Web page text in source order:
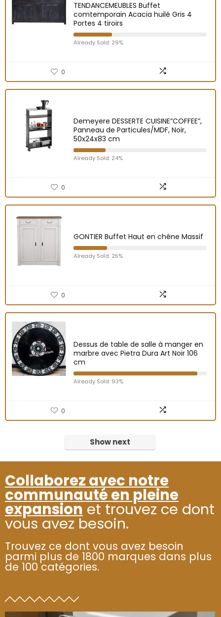
TENDANCEMEUBLES Buffet
comtemporain Acacia huilé Gris 4
Portes 4 tiroirs
Already Sold: 29%
0
Demeyere DESSERTE CUISINE”COFFEE”,
Panneau de Particules/MDF, Noir,
50x24x83 cm
Already Sold: 24%
0
GONTIER Buffet Haut en chêne Massif
Already Sold: 25%
0
Dessus de table de salle à manger en
marbre avec Pietra Dura Art Noir 106
cm
Already Sold: 93%
0
Show next
Collaborez avec notre
communauté en pleine
expansion et trouvez ce dont
vous avez besoin.
Trouvez ce dont vous avez besoin
parmi plus de 1800 marques dans plus
de 100 catégories.